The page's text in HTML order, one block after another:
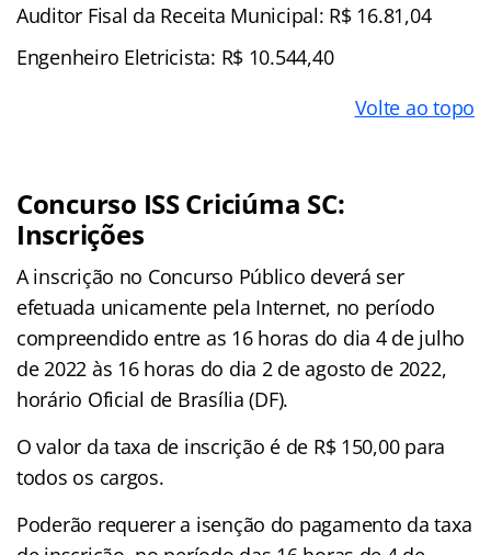
Auditor Fisal da Receita Municipal: R$ 16.81,04
Engenheiro Eletricista: R$ 10.544,40
Volte ao topo
Concurso ISS Criciúma SC:
Inscrições
A inscrição no Concurso Público deverá ser
efetuada unicamente pela Internet, no período
compreendido entre as 16 horas do dia 4 de julho
de 2022 às 16 horas do dia 2 de agosto de 2022,
horário Oficial de Brasília (DF).
O valor da taxa de inscrição é de R$ 150,00 para
todos os cargos.
Poderão requerer a isenção do pagamento da taxa